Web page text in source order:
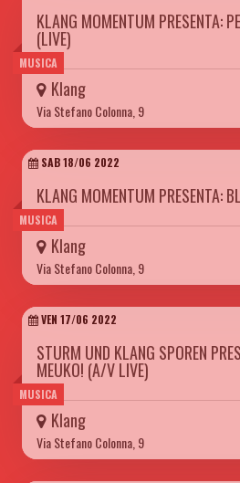
MUSICA
KLANG MOMENTUM PRESENTA:
(LIVE)
Klang
Via Stefano Colonna, 9
MUSICA
SAB 18/06 2022
KLANG MOMENTUM PRESENTA:
Klang
Via Stefano Colonna, 9
MUSICA
VEN 17/06 2022
STURM UND KLANG SPOREN
MEUKO! (A/V LIVE)
Klang
Via Stefano Colonna, 9